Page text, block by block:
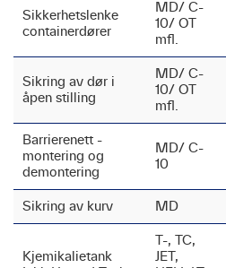
Sikkerhetslenke
containerdører
MD/ C-
10/ OT
mfl.
Sikring av dør i
åpen stilling
MD/ C-
10/ OT
mfl.
Barrierenett -
montering og
demontering
MD/ C-
10
Sikring av kurv MD
Kjemikalietank
T-, TC,
JET,